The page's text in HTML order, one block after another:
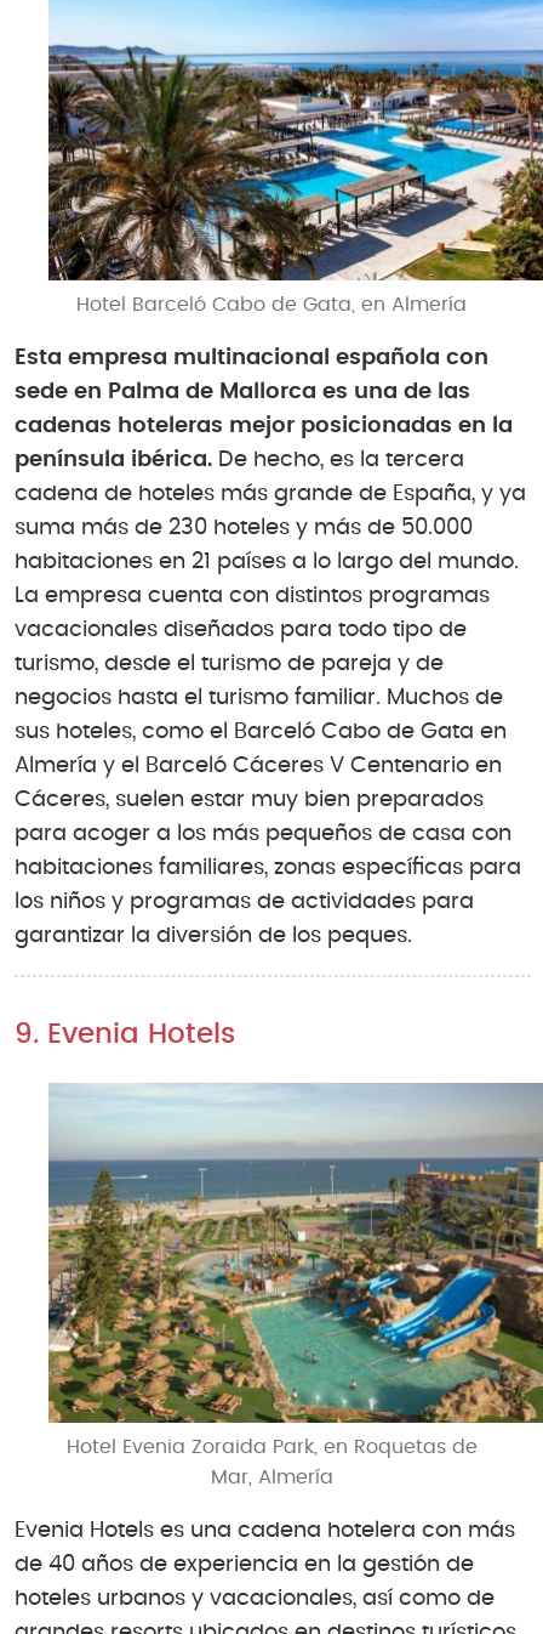
Hotel Barceló Cabo de Gata, en Almería
Esta empresa multinacional española con
sede en Palma de Mallorca es una de las
cadenas hoteleras mejor posicionadas en la
península ibérica. De hecho, es la tercera
cadena de hoteles más grande de España, y ya
suma más de 230 hoteles y más de 50.000
habitaciones en 21 países a lo largo del mundo.
La empresa cuenta con distintos programas
vacacionales diseñados para todo tipo de
turismo, desde el turismo de pareja y de
negocios hasta el turismo familiar. Muchos de
sus hoteles, como el Barceló Cabo de Gata en
Almería y el Barceló Cáceres V Centenario en
Cáceres, suelen estar muy bien preparados
para acoger a los más pequeños de casa con
habitaciones familiares, zonas específicas para
los niños y programas de actividades para
garantizar la diversión de los peques.
9. Evenia Hotels
Hotel Evenia Zoraida Park, en Roquetas de
Mar, Almería
Evenia Hotels es una cadena hotelera con más
de 40 años de experiencia en la gestión de
hoteles urbanos y vacacionales, así como de